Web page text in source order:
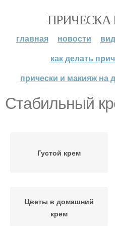
главная новости
как делать
прически и макияж на
Стабильный
Густой крем
Цветы в домашний
крем